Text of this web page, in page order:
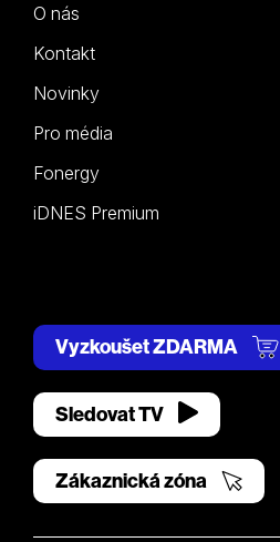
O nás
Kontakt
Novinky
Pro média
Fonergy
iDNES Premium
Vyzkoušet ZDARMA
Sledovat TV
Zákaznická zóna